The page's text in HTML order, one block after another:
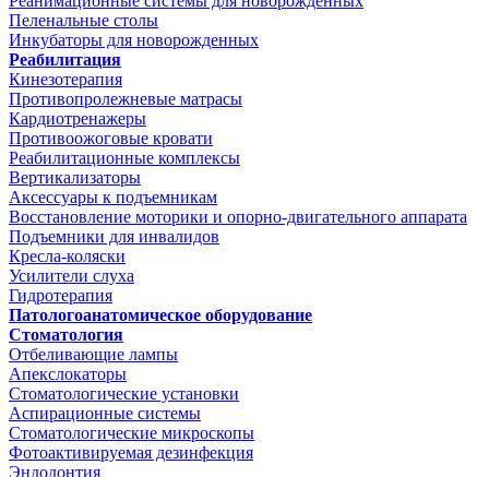
Пеленальные столы
Инкубаторы для новорожденных
Реабилитация
Кинезотерапия
Противопролежневые матрасы
Кардиотренажеры
Противоожоговые кровати
Реабилитационные комплексы
Вертикализаторы
Аксессуары к подъемникам
Восстановление моторики и опорно-двигательного аппарата
Подъемники для инвалидов
Кресла-коляски
Усилители слуха
Гидротерапия
Патологоанатомическое оборудование
Стоматология
Отбеливающие лампы
Апекслокаторы
Стоматологические установки
Аспирационные системы
Стоматологические микроскопы
Фотоактивируемая дезинфекция
Эндодонтия